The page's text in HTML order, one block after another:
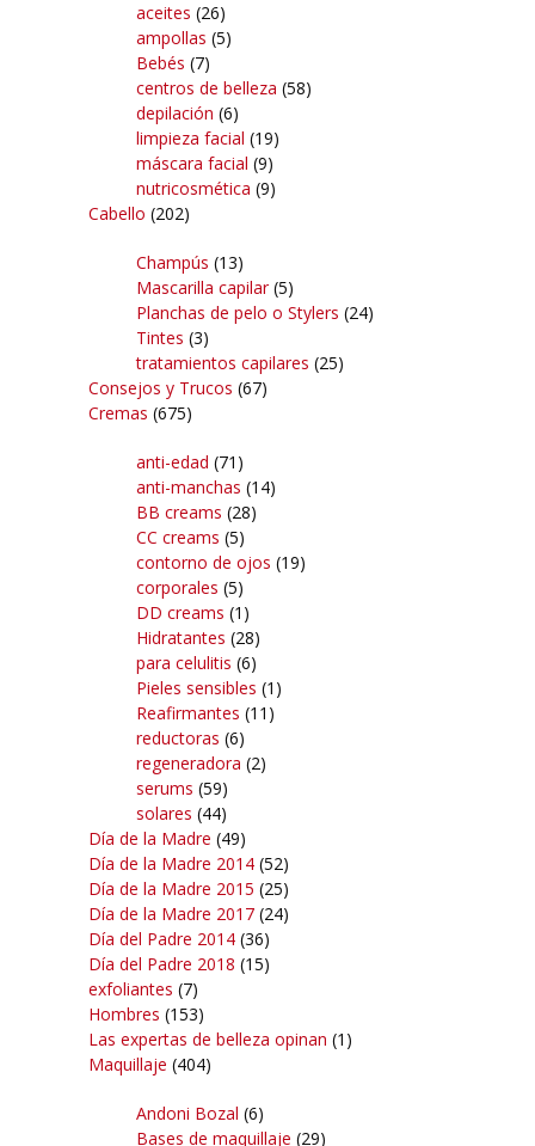
aceites (26)
ampollas (5)
Bebés (7)
centros de belleza (58)
depilación (6)
limpieza facial (19)
máscara facial (9)
nutricosmética (9)
Cabello (202)
Champús (13)
Mascarilla capilar(5)
Planchas de pelo o Stylers (24)
Tintes (3)
tratamientos capilares (25)
Consejos y Trucos (67)
Cremas (675)
anti-edad (71)
anti-manchas (14)
BB creams (28)
CC creams (5)
contorno de ojos (19)
corporales (5)
DD creams (1)
Hidratantes (28)
para celulitis (6)
Pieles sensibles (1)
Reafirmantes (11)
reductoras (6)
regeneradora (2)
serums (59)
solares (44)
Día de la Madre (49)
Día de la Madre 2014 (52)
Día de la Madre 2015 (25)
Día de la Madre 2017 (24)
Día del Padre 2014 (36)
Día del Padre 2018 (15)
exfoliantes (7)
Hombres (153)
Las expertas de belleza opinan (1)
Maquillaje (404)
Andoni Bozal (6)
Bases de maquillaje (29)